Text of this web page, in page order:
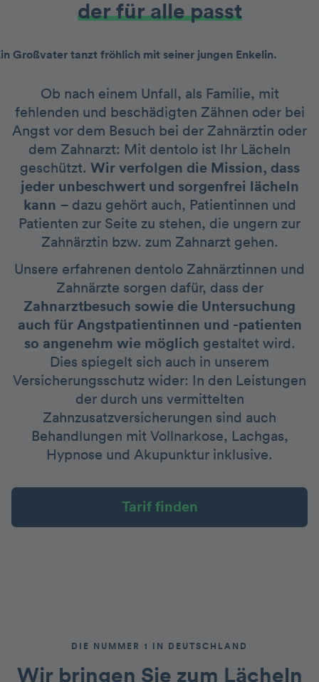
der für alle passt
Ob nach einem Unfall, als Familie, mit
fehlenden und beschädigten Zähnen oder bei
Angst vor dem Besuch bei der Zahnärztin oder
dem Zahnarzt: Mit dentolo ist Ihr Lächeln
geschützt. Wir verfolgen die Mission, dass
jeder unbeschwert und sorgenfrei lächeln
kann – dazu gehört auch, Patientinnen und
Patienten zur Seite zu stehen, die ungern zur
Zahnärztin bzw. zum Zahnarzt gehen.
Unsere erfahrenen dentolo Zahnärztinnen und
Zahnärzte sorgen dafür, dass der
Zahnarztbesuch sowie die Untersuchung
auch für Angstpatientinnen und -patienten
so angenehm wie möglich gestaltet wird.
Dies spiegelt sich auch in unserem
Versicherungsschutz wider: In den Leistungen
der durch uns vermittelten
Zahnzusatzversicherungen sind auch
Behandlungen mit Vollnarkose, Lachgas,
Hypnose und Akupunktur inklusive.
Tarif finden
DIE NUMMER 1 IN DEUTSCHLAND
Wir bringen Sie zum Lächeln